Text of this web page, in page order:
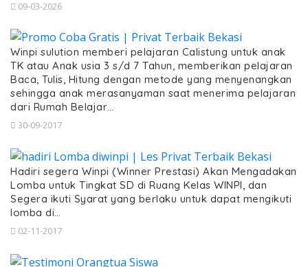
09-03-2026
Winpi sulution memberi pelajaran Calistung untuk anak
TK atau Anak usia 3 s/d 7 Tahun, memberikan pelajaran
Baca, Tulis, Hitung dengan metode yang menyenangkan
sehingga anak merasanyaman saat menerima pelajaran
dari Rumah Belajar…
30-09-2017
Hadiri segera Winpi (Winner Prestasi) Akan Mengadakan
Lomba untuk Tingkat SD di Ruang Kelas WINPI, dan
Segera ikuti Syarat yang berlaku untuk dapat mengikuti
lomba di…
02-11-2017